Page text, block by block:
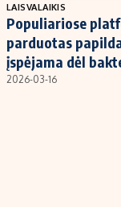
LAISVALAIKIS
Populiariose
parduotas
įspėjama dėl
2026-03-16